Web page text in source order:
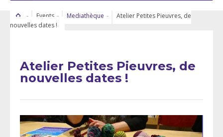
Events Mediathèque
Atelier Petites Pieuvres, de
nouvelles dates !
Atelier Petites Pieuvres, de
nouvelles dates !